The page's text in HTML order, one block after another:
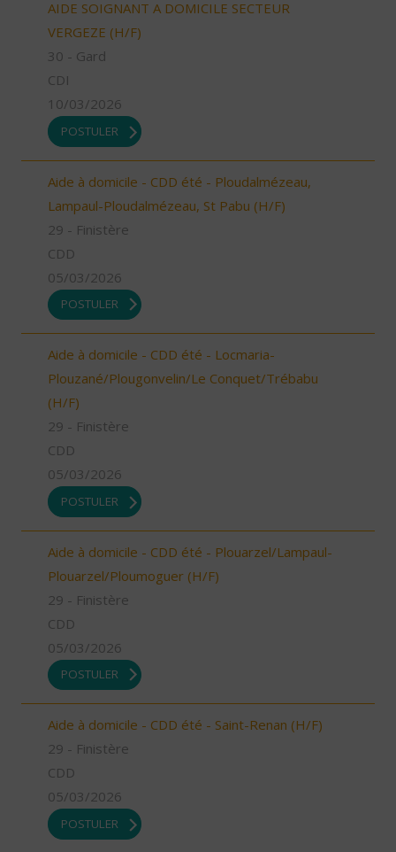
AIDE SOIGNANT A DOMICILE SECTEUR
VERGEZE (H/F)
30 - Gard
CDI
10/03/2026
POSTULER
Aide à domicile - CDD été - Ploudalmézeau,
Lampaul-Ploudalmézeau, St Pabu (H/F)
29 - Finistère
CDD
05/03/2026
POSTULER
Aide à domicile - CDD été - Locmaria-
Plouzané/Plougonvelin/Le Conquet/Trébabu
(H/F)
29 - Finistère
CDD
05/03/2026
POSTULER
Aide à domicile - CDD été - Plouarzel/Lampaul-
Plouarzel/Ploumoguer (H/F)
29 - Finistère
CDD
05/03/2026
POSTULER
Aide à domicile - CDD été - Saint-Renan (H/F)
29 - Finistère
CDD
05/03/2026
POSTULER